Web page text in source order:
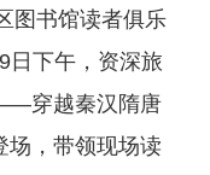
图书馆读者俱乐
日下午，资深旅
穿越秦汉隋唐
场，带领现场读